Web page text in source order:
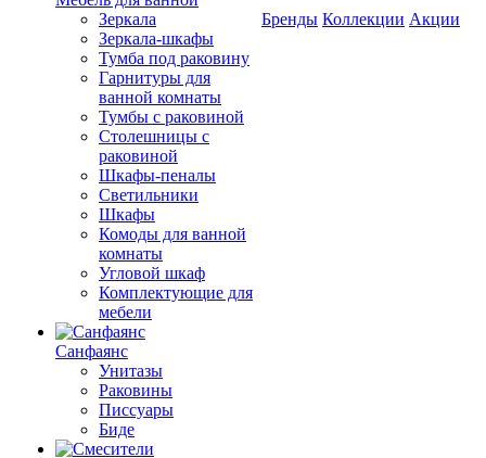
Зеркала
Зеркала-шкафы
Тумба под раковину
Гарнитуры для
ванной комнаты
Тумбы с раковиной
Столешницы с
раковиной
Шкафы-пеналы
Светильники
Шкафы
Комоды для ванной
комнаты
Угловой шкаф
Комплектующие для
мебели
Санфаянс
Унитазы
Раковины
Писсуары
Биде
Бренды Коллекции Акции